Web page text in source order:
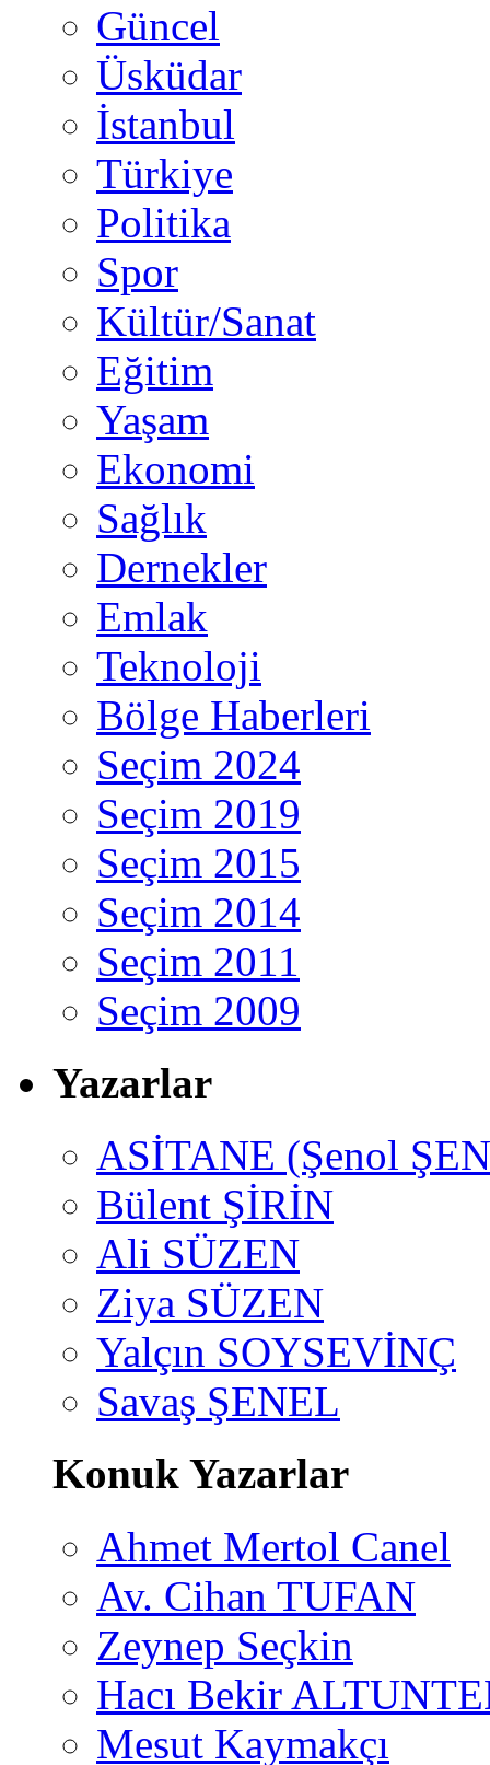
Güncel
Üsküdar
İstanbul
Türkiye
Politika
Spor
Kültür/Sanat
Eğitim
Yaşam
Ekonomi
Sağlık
Dernekler
Emlak
Teknoloji
Bölge Haberleri
Seçim 2024
Seçim 2019
Seçim 2015
Seçim 2014
Seçim 2011
Seçim 2009
Yazarlar
ASİTANE (Şenol
Bülent ŞİRİN
Ali SÜZEN
Ziya SÜZEN
Yalçın SOYSEVİNÇ
Savaş ŞENEL
Konuk Yazarlar
Ahmet Mertol Canel
Av. Cihan TUFAN
Zeynep Seçkin
Hacı Bekir
Mesut Kaymakçı